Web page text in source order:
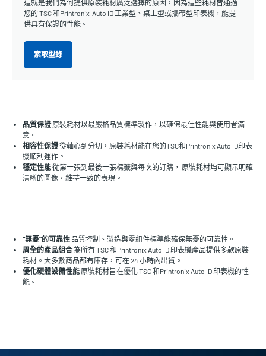
這就是我們為何提供原裝耗材廣泛選擇的原因，因為這些耗材皆通過
您的 TSC 和Printronix Auto ID 工業型、桌上型或攜帶型印表機，能提
供具有保證的性能。
索取型錄
品質保證原裝耗材以最嚴格品質標準製作，以確保最佳性能與使用者滿
意。
相容性保證從軸心到分切，原裝耗材能在您的TSC和Printronix Auto ID印表
機順利運作。
穩定性能從第一張到最後一張標籤與每次的訂購， 原裝耗材均可顯示明確
清晰的圖像，維持一致的表現。
“無憂”的可靠性 品質控制、製造與零組件標準能確保無憂的可靠性。
周全的產品組合為所有 TSC 和Printronix Auto ID 印表機產品提供多款原裝
耗材。大多數商品都有庫存，可在 24 小時內出貨。
優化硬體設備性能 原裝耗材旨在優化 TSC 和Printronix Auto ID 印表機的性
能。